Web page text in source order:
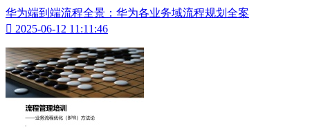
华为端到端流程全景：华为各业务域流程规划全案
 2025-06-12 11:11:46